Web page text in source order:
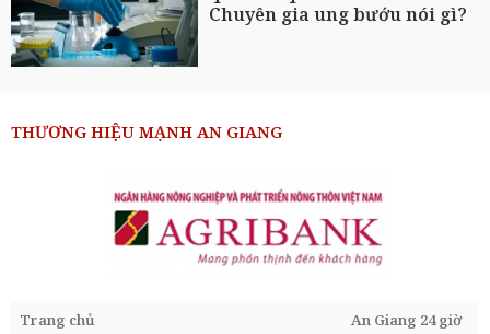
Chuyên gia ung bướu nói gì?
THƯƠNG HIỆU MẠNH AN GIANG
Trang chủ
An Giang 24 giờ